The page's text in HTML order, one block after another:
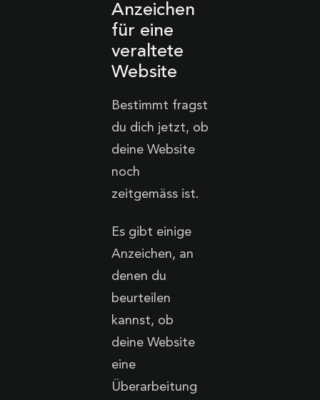
Anzeichen
für eine
veraltete
Website
Bestimmt fragst
du dich jetzt, ob
deine Website
noch
zeitgemäss ist.
Es gibt einige
Anzeichen, an
denen du
beurteilen
kannst, ob
deine Website
eine
Überarbeitung